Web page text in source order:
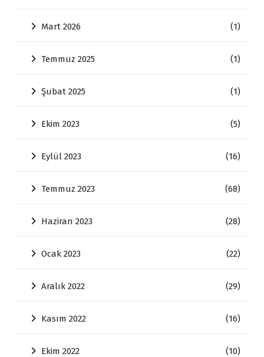
Mart 2026 (1)
Temmuz 2025 (1)
Şubat 2025 (1)
Ekim 2023 (5)
Eylül 2023 (16)
Temmuz 2023 (68)
Haziran 2023 (28)
Ocak 2023 (22)
Aralık 2022 (29)
Kasım 2022 (16)
Ekim 2022 (10)